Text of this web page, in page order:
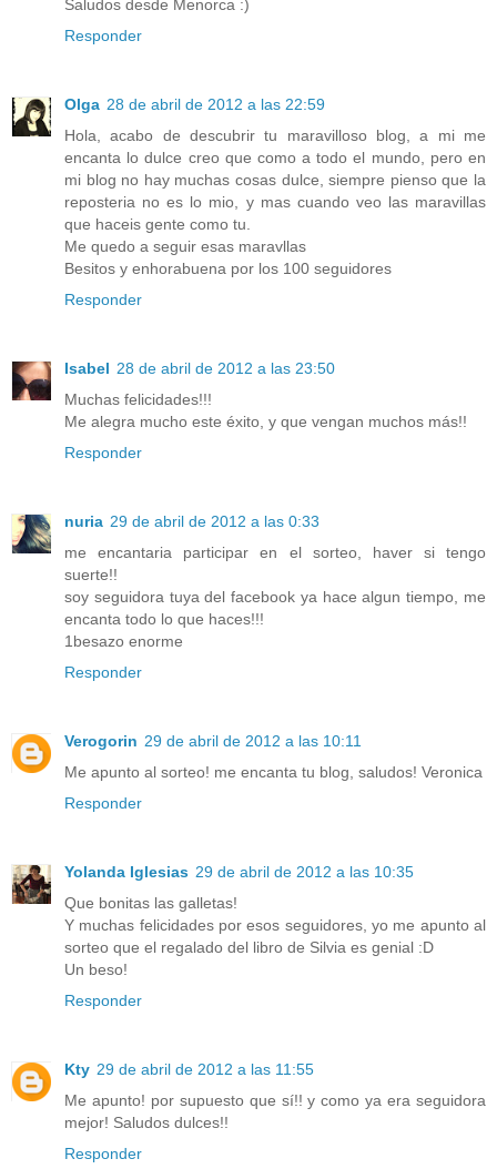
Saludos desde Menorca :)
Responder
Olga 28 de abril de 2012 a las 22:59
Hola, acabo de descubrir tu maravilloso blog, a mi me
encanta lo dulce creo que como a todo el mundo, pero en
mi blog no hay muchas cosas dulce, siempre pienso que la
reposteria no es lo mio, y mas cuando veo las maravillas
que haceis gente como tu.
Me quedo a seguir esas maravllas
Besitos y enhorabuena por los 100 seguidores
Responder
Isabel 28 de abril de 2012 a las 23:50
Muchas felicidades!!!
Me alegra mucho este éxito, y que vengan muchos más!!
Responder
nuria 29 de abril de 2012 a las 0:33
me encantaria participar en el sorteo, haver si tengo
suerte!!
soy seguidora tuya del facebook ya hace algun tiempo, me
encanta todo lo que haces!!!
1besazo enorme
Responder
Verogorin 29 de abril de 2012 a las 10:11
Me apunto al sorteo! me encanta tu blog, saludos! Veronica
Responder
Yolanda Iglesias 29 de abril de 2012 a las 10:35
Que bonitas las galletas!
Y muchas felicidades por esos seguidores, yo me apunto al
sorteo que el regalado del libro de Silvia es genial :D
Un beso!
Responder
Kty 29 de abril de 2012 a las 11:55
Me apunto! por supuesto que sí!! y como ya era seguidora
mejor! Saludos dulces!!
Responder